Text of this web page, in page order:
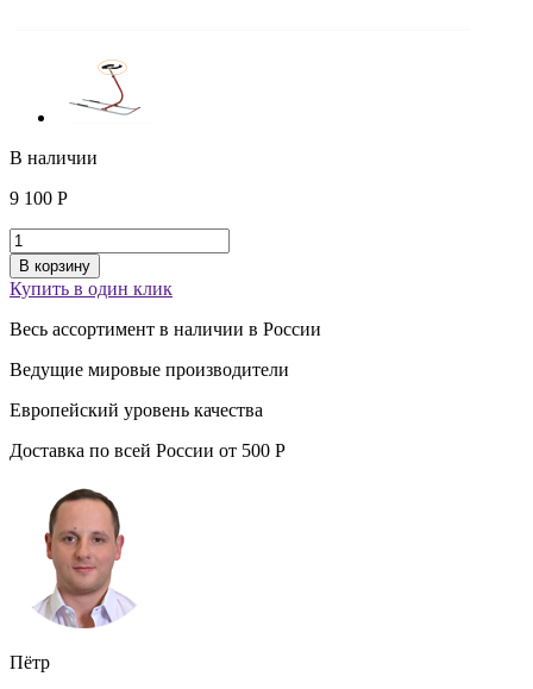
В наличии
9 100 Р
В корзину
Купить в один клик
Весь ассортимент в наличии в России
Ведущие мировые производители
Европейский уровень качества
Доставка по всей России от 500 Р
Пётр